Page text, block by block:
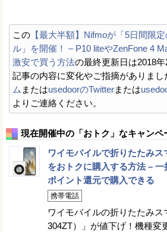
この 【最大半額】Nifmoが「5日間限
ル」を開催！ – P10 liteやZenFone 4
激安で買う方法の最終更新日は2018年
記事の内容に変化やご指摘がありまし
ム またはusedoorのTwitterまたは
よりご連絡ください。
現在開催中の「おトク」なキャンペ
ワイモバイルで折りたたみス
をおトクに購入する方法 –
ポイント還元で購入できる
携帯電話
ワイモバイルの折りたたみス
304ZT）」が値下げ！機種変